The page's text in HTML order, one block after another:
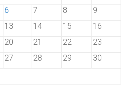
6 7 8
9
13 14 15
16
20 21 22
23
27 28 29
30